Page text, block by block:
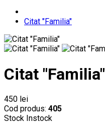
Citat "Familia"
Citat "Familia"
450 lei
Cod produs: 405
Stock Instock